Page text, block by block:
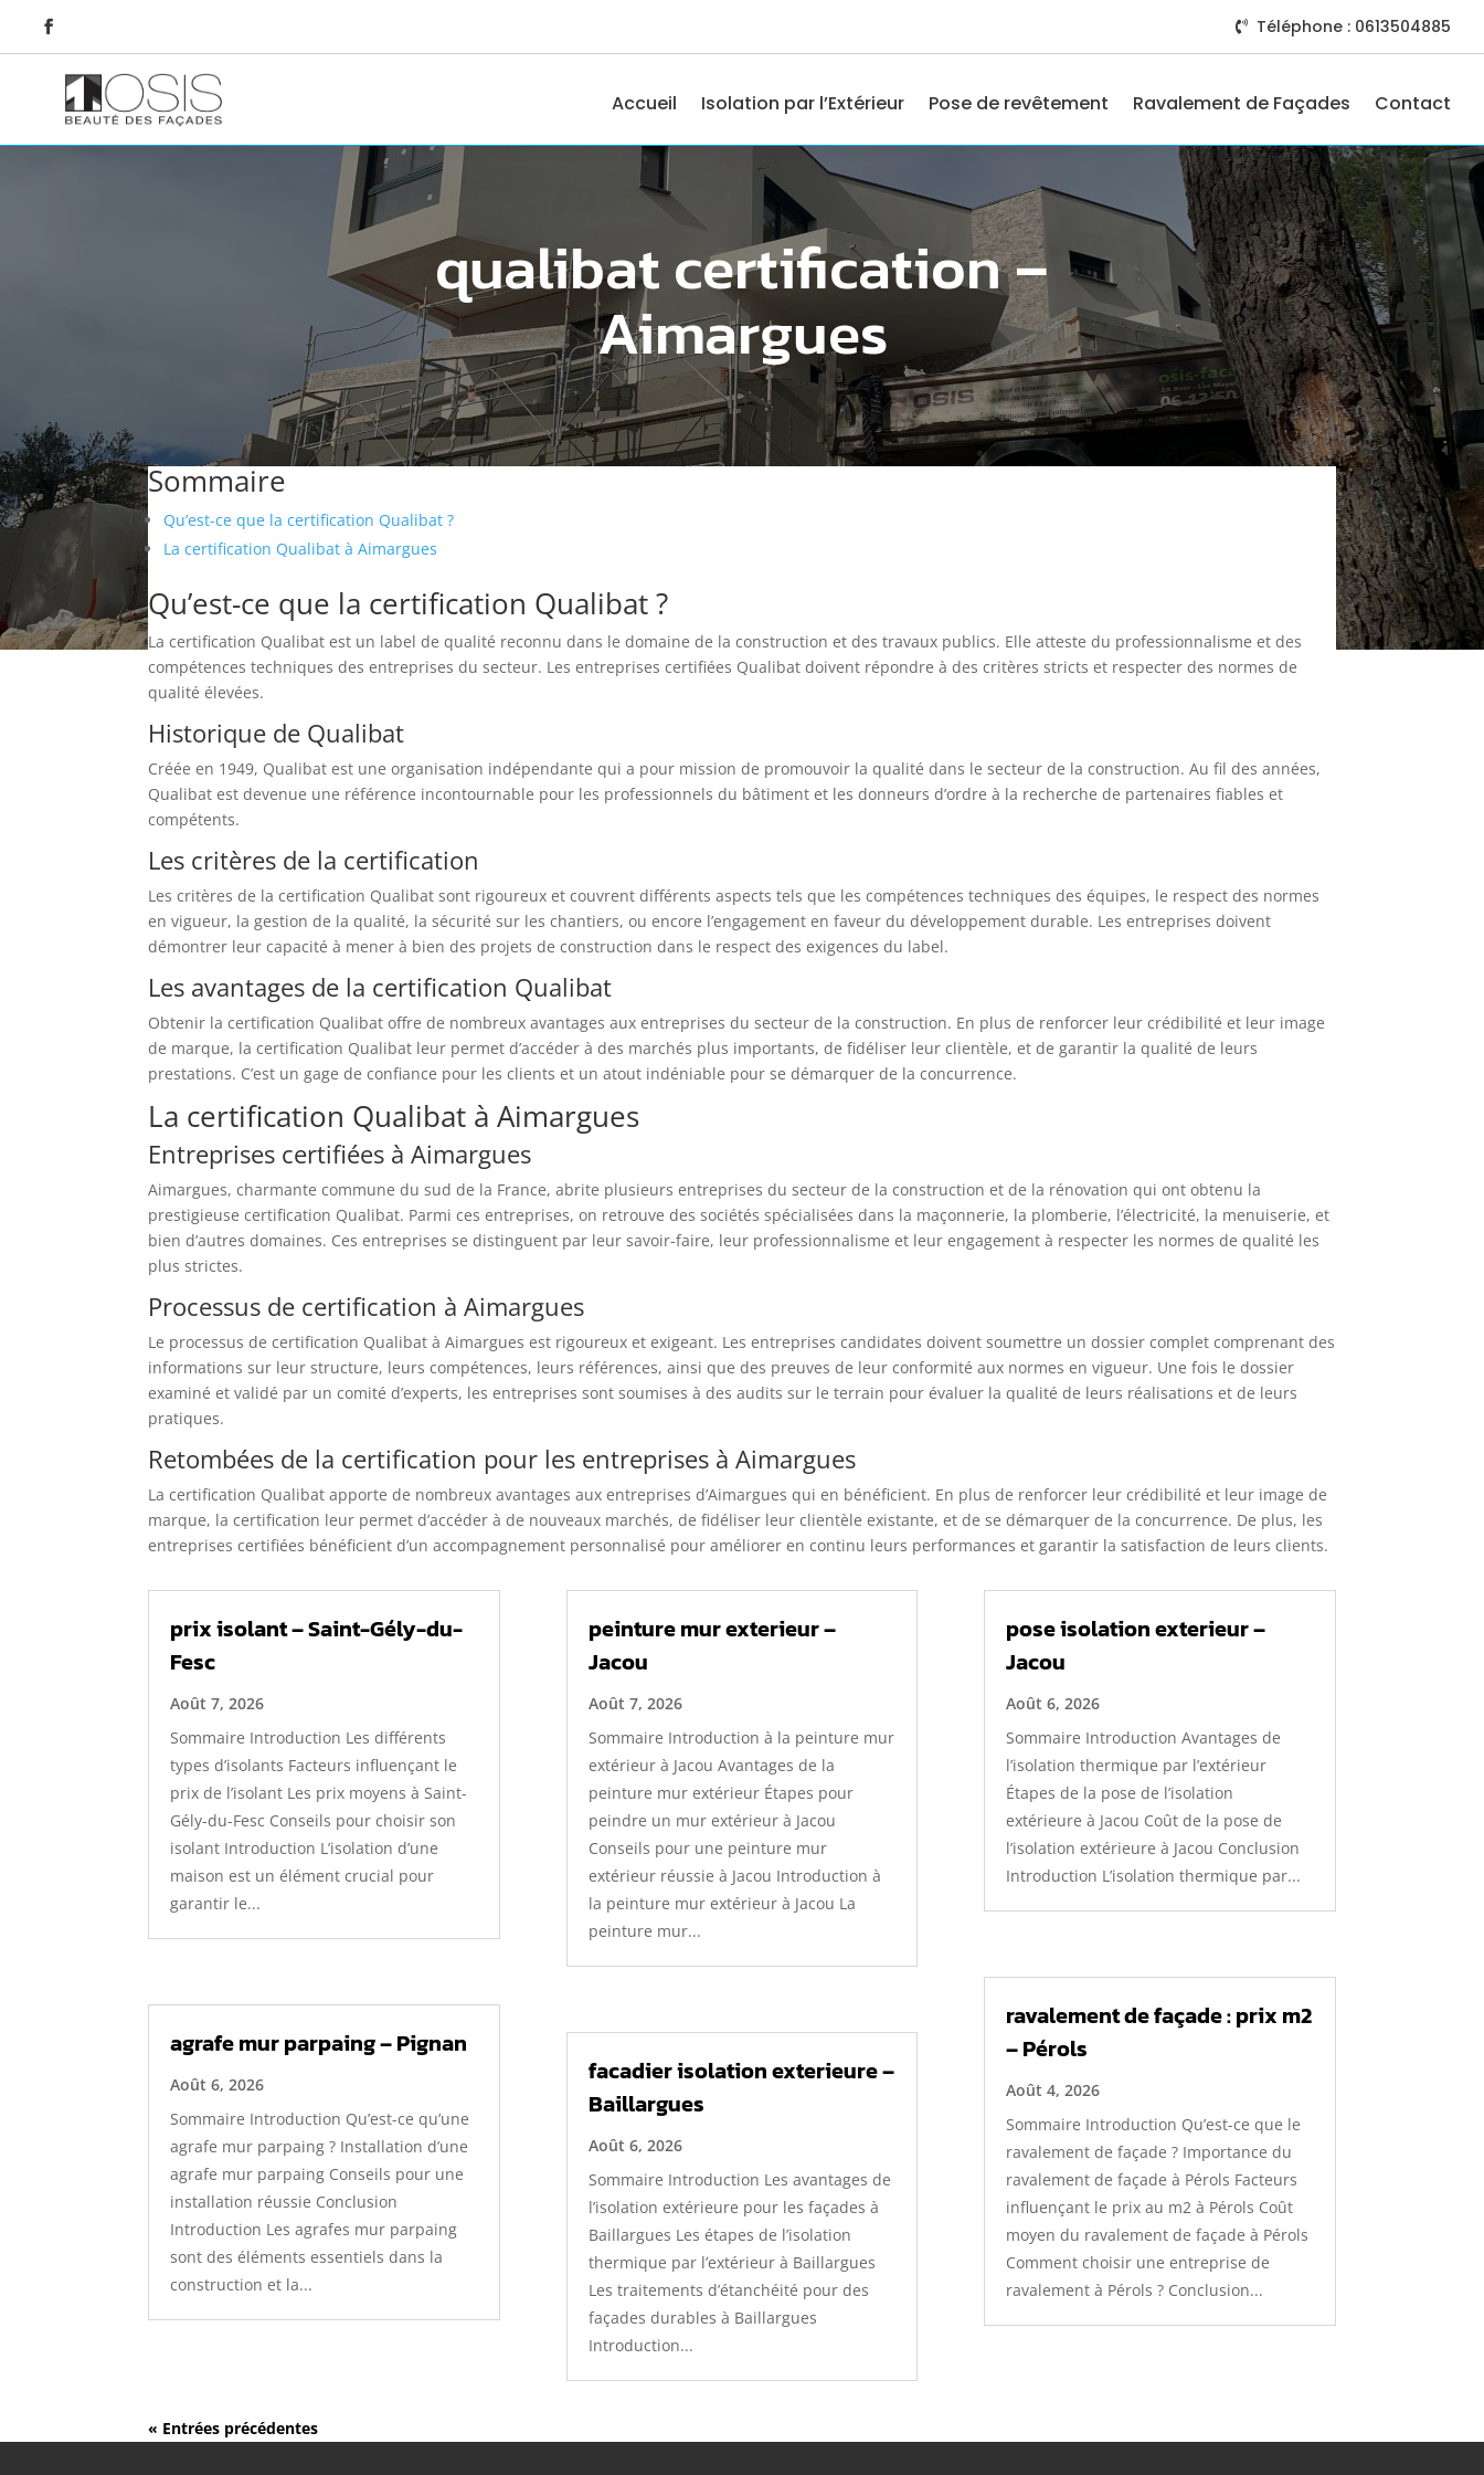
 Téléphone : 0613504885
Accueil Isolation par l’Extérieur Pose de revêtement Ravalement de Façades Contact
qualibat certification –
Aimargues
Sommaire
Qu’est-ce que la certification Qualibat ?
La certification Qualibat à Aimargues
Qu’est-ce que la certification Qualibat ?
La certification Qualibat est un label de qualité reconnu dans le domaine de la construction et des travaux publics. Elle atteste du professionnalisme et des
compétences techniques des entreprises du secteur. Les entreprises certifiées Qualibat doivent répondre à des critères stricts et respecter des normes de
qualité élevées.
Historique de Qualibat
Créée en 1949, Qualibat est une organisation indépendante qui a pour mission de promouvoir la qualité dans le secteur de la construction. Au fil des années,
Qualibat est devenue une référence incontournable pour les professionnels du bâtiment et les donneurs d’ordre à la recherche de partenaires fiables et
compétents.
Les critères de la certification
Les critères de la certification Qualibat sont rigoureux et couvrent différents aspects tels que les compétences techniques des équipes, le respect des normes
en vigueur, la gestion de la qualité, la sécurité sur les chantiers, ou encore l’engagement en faveur du développement durable. Les entreprises doivent
démontrer leur capacité à mener à bien des projets de construction dans le respect des exigences du label.
Les avantages de la certification Qualibat
Obtenir la certification Qualibat offre de nombreux avantages aux entreprises du secteur de la construction. En plus de renforcer leur crédibilité et leur image
de marque, la certification Qualibat leur permet d’accéder à des marchés plus importants, de fidéliser leur clientèle, et de garantir la qualité de leurs
prestations. C’est un gage de confiance pour les clients et un atout indéniable pour se démarquer de la concurrence.
La certification Qualibat à Aimargues
Entreprises certifiées à Aimargues
Aimargues, charmante commune du sud de la France, abrite plusieurs entreprises du secteur de la construction et de la rénovation qui ont obtenu la
prestigieuse certification Qualibat. Parmi ces entreprises, on retrouve des sociétés spécialisées dans la maçonnerie, la plomberie, l’électricité, la menuiserie, et
bien d’autres domaines. Ces entreprises se distinguent par leur savoir-faire, leur professionnalisme et leur engagement à respecter les normes de qualité les
plus strictes.
Processus de certification à Aimargues
Le processus de certification Qualibat à Aimargues est rigoureux et exigeant. Les entreprises candidates doivent soumettre un dossier complet comprenant des
informations sur leur structure, leurs compétences, leurs références, ainsi que des preuves de leur conformité aux normes en vigueur. Une fois le dossier
examiné et validé par un comité d’experts, les entreprises sont soumises à des audits sur le terrain pour évaluer la qualité de leurs réalisations et de leurs
pratiques.
Retombées de la certification pour les entreprises à Aimargues
La certification Qualibat apporte de nombreux avantages aux entreprises d’Aimargues qui en bénéficient. En plus de renforcer leur crédibilité et leur image de
marque, la certification leur permet d’accéder à de nouveaux marchés, de fidéliser leur clientèle existante, et de se démarquer de la concurrence. De plus, les
entreprises certifiées bénéficient d’un accompagnement personnalisé pour améliorer en continu leurs performances et garantir la satisfaction de leurs clients.
prix isolant – Saint-Gély-du-
Fesc
Août 7, 2026
Sommaire Introduction Les différents
types d’isolants Facteurs influençant le
prix de l’isolant Les prix moyens à Saint-
Gély-du-Fesc Conseils pour choisir son
isolant Introduction L’isolation d’une
maison est un élément crucial pour
garantir le...
agrafe mur parpaing – Pignan
Août 6, 2026
Sommaire Introduction Qu’est-ce qu’une
agrafe mur parpaing ? Installation d’une
agrafe mur parpaing Conseils pour une
installation réussie Conclusion
Introduction Les agrafes mur parpaing
sont des éléments essentiels dans la
construction et la...
peinture mur exterieur –
Jacou
Août 7, 2026
Sommaire Introduction à la peinture mur
extérieur à Jacou Avantages de la
peinture mur extérieur Étapes pour
peindre un mur extérieur à Jacou
Conseils pour une peinture mur
extérieur réussie à Jacou Introduction à
la peinture mur extérieur à Jacou La
peinture mur...
facadier isolation exterieure –
Baillargues
Août 6, 2026
Sommaire Introduction Les avantages de
l’isolation extérieure pour les façades à
Baillargues Les étapes de l’isolation
thermique par l’extérieur à Baillargues
Les traitements d’étanchéité pour des
façades durables à Baillargues
Introduction...
pose isolation exterieur –
Jacou
Août 6, 2026
Sommaire Introduction Avantages de
l’isolation thermique par l’extérieur
Étapes de la pose de l’isolation
extérieure à Jacou Coût de la pose de
l’isolation extérieure à Jacou Conclusion
Introduction L’isolation thermique par...
ravalement de façade : prix m2
– Pérols
Août 4, 2026
Sommaire Introduction Qu’est-ce que le
ravalement de façade ? Importance du
ravalement de façade à Pérols Facteurs
influençant le prix au m2 à Pérols Coût
moyen du ravalement de façade à Pérols
Comment choisir une entreprise de
ravalement à Pérols ? Conclusion...
« Entrées précédentes